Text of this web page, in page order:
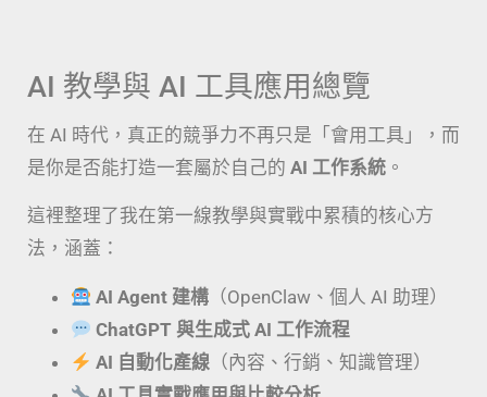
AI 教學與 AI 工具應用總覽
在 AI 時代，真正的競爭力不再只是「會用工具」，而
是你是否能打造一套屬於自己的 AI 工作系統 。
這裡整理了我在第一線教學與實戰中累積的核心方
法，涵蓋：
AI Agent 建構 （OpenClaw、個人 AI 助理）
ChatGPT 與生成式 AI 工作流程
AI 自動化產線 （內容、行銷、知識管理）